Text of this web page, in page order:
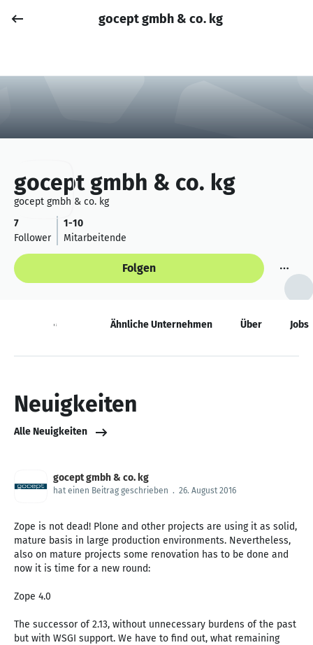
Anmelden
gocept gmbh & co. kg
gocept gmbh & co. kg
gocept gmbh & co. kg
7
Follower
1-10
Mitarbeitende
Folgen
Neuigkeiten Ähnliche Unternehmen Über Jobs
Neuigkeiten
Alle Neuigkeiten
gocept gmbh & co. kg
hat einen Beitrag geschrieben . 26. August 2016
Zope is not dead! Plone and other projects are using it as solid,
mature basis in large production environments. Nevertheless,
also on mature projects some renovation has to be done and
now it is time for a new round:
Zope 4.0
The successor of 2.13, without unnecessary burdens of the past
but with WSGI support. We have to find out, what remaining